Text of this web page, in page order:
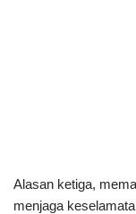
Alasan ketiga,
menjaga